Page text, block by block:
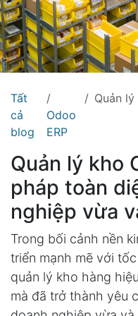
Tất
cả
blog
Odoo
ERP
Quản lý kho
Quản lý kho
pháp toàn
nghiệp vừa
Trong bối cảnh nền
triển mạnh mẽ với
quản lý kho hàng
mà đã trở thành yêu